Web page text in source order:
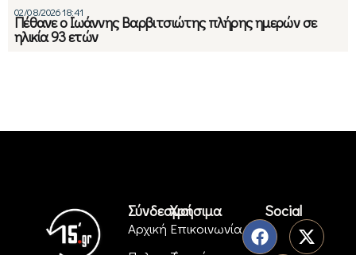
02/08/2026 18:41
Πέθανε ο Ιωάννης Βαρβιτσιώτης πλήρης ημερών σε
ηλικία 93 ετών
Σύνδεσμοι
Αρχική
Χρήσιμα
Επικοινωνία
Social